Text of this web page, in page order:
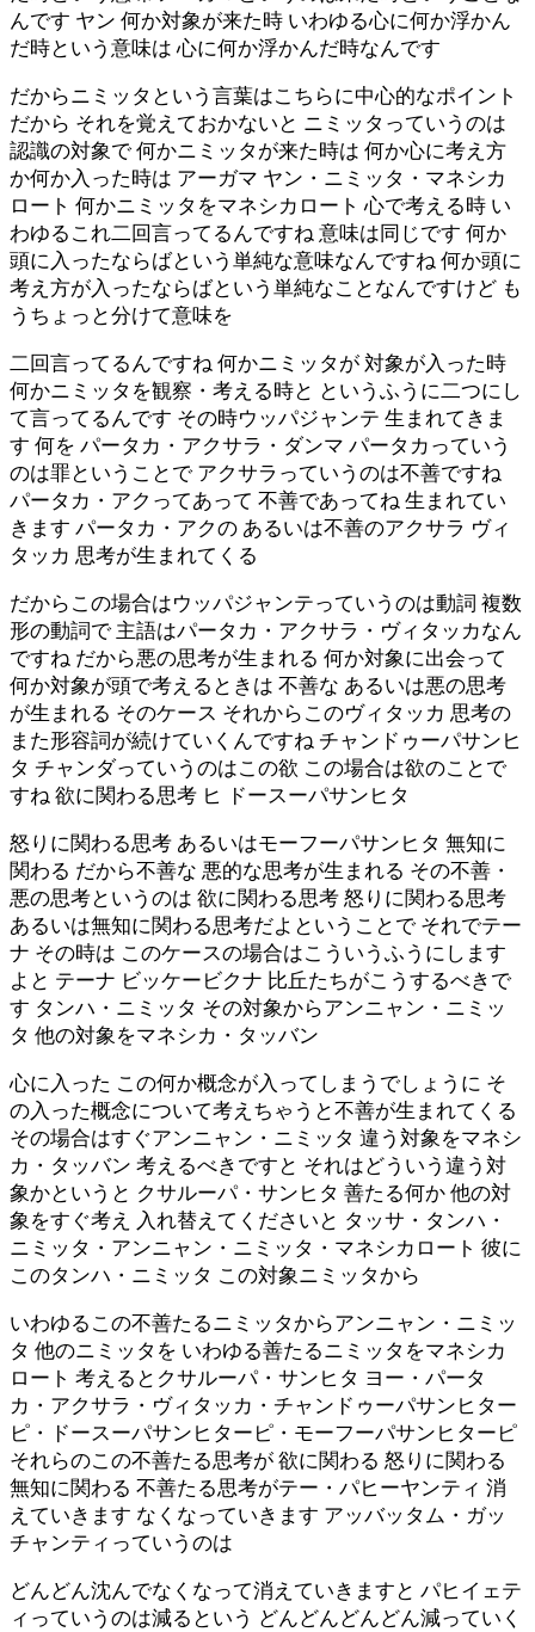
んです ヤン 何か対象が来た時 いわゆる心に何か浮かん
だ時という意味は 心に何か浮かんだ時なんです
だからニミッタという言葉はこちらに中心的なポイント
だから それを覚えておかないと ニミッタっていうのは
認識の対象で 何かニミッタが来た時は 何か心に考え方
か何か入った時は アーガマ ヤン・ニミッタ・マネシカ
ロート 何かニミッタをマネシカロート 心で考える時 い
わゆるこれ二回言ってるんですね 意味は同じです 何か
頭に入ったならばという単純な意味なんですね 何か頭に
考え方が入ったならばという単純なことなんですけど も
うちょっと分けて意味を
二回言ってるんですね 何かニミッタが 対象が入った時
何かニミッタを観察・考える時と というふうに二つにし
て言ってるんです その時ウッパジャンテ 生まれてきま
す 何を パータカ・アクサラ・ダンマ パータカっていう
のは罪ということで アクサラっていうのは不善ですね
パータカ・アクってあって 不善であってね 生まれてい
きます パータカ・アクの あるいは不善のアクサラ ヴィ
タッカ 思考が生まれてくる
だからこの場合はウッパジャンテっていうのは動詞 複数
形の動詞で 主語はパータカ・アクサラ・ヴィタッカなん
ですね だから悪の思考が生まれる 何か対象に出会って
何か対象が頭で考えるときは 不善な あるいは悪の思考
が生まれる そのケース それからこのヴィタッカ 思考の
また形容詞が続けていくんですね チャンドゥーパサンヒ
タ チャンダっていうのはこの欲 この場合は欲のことで
すね 欲に関わる思考 ヒ ドースーパサンヒタ
怒りに関わる思考 あるいはモーフーパサンヒタ 無知に
関わる だから不善な 悪的な思考が生まれる その不善・
悪の思考というのは 欲に関わる思考 怒りに関わる思考
あるいは無知に関わる思考だよということで それでテー
ナ その時は このケースの場合はこういうふうにします
よと テーナ ビッケービクナ 比丘たちがこうするべきで
す タンハ・ニミッタ その対象からアンニャン・ニミッ
タ 他の対象をマネシカ・タッバン
心に入った この何か概念が入ってしまうでしょうに そ
の入った概念について考えちゃうと不善が生まれてくる
その場合はすぐアンニャン・ニミッタ 違う対象をマネシ
カ・タッバン 考えるべきですと それはどういう違う対
象かというと クサルーパ・サンヒタ 善たる何か 他の対
象をすぐ考え 入れ替えてくださいと タッサ・タンハ・
ニミッタ・アンニャン・ニミッタ・マネシカロート 彼に
このタンハ・ニミッタ この対象ニミッタから
いわゆるこの不善たるニミッタからアンニャン・ニミッ
タ 他のニミッタを いわゆる善たるニミッタをマネシカ
ロート 考えるとクサルーパ・サンヒタ ヨー・パータ
カ・アクサラ・ヴィタッカ・チャンドゥーパサンヒター
ピ・ドースーパサンヒターピ・モーフーパサンヒターピ
それらのこの不善たる思考が 欲に関わる 怒りに関わる
無知に関わる 不善たる思考がテー・パヒーヤンティ 消
えていきます なくなっていきます アッバッタム・ガッ
チャンティっていうのは
どんどん沈んでなくなって消えていきますと パヒイェテ
ィっていうのは減るという どんどんどんどん減っていく